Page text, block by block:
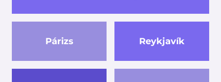
Párizs Reykjavík